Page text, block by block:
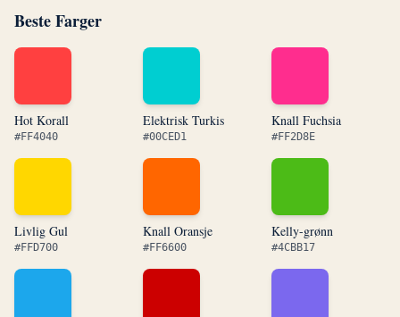
Beste Farger
Hot Korall
#FF4040
Elektrisk Turkis
#00CED1
Knall Fuchsia
#FF2D8E
Livlig Gul
#FFD700
Knall Oransje
#FF6600
Kelly-grønn
#4CBB17